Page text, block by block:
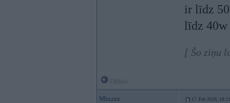
ir līdz
līdz 40w
[ Šo ziņu
Mixzzz 17. Feb 2026,